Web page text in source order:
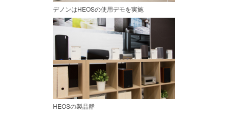
デノンはHEOSの使用デモを実施
HEOSの製品群